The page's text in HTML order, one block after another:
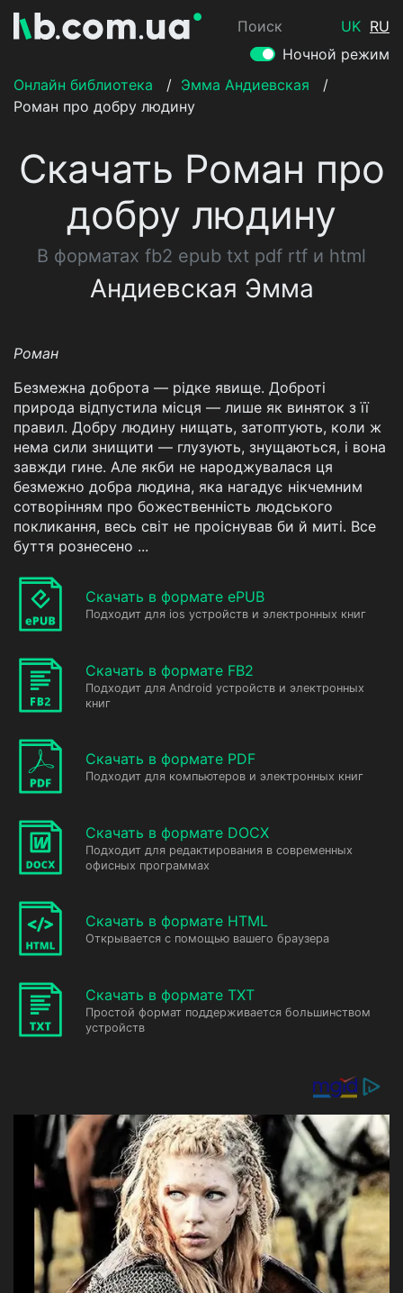
Поиск UK RU
Ночной режим
Онлайн библиотека
/ Эмма Андиевская
/
Роман про добру людину
Скачать Роман про
добру людину
В форматах fb2 epub txt pdf rtf и html
Андиевская Эмма
Роман
Безмежна доброта — рідке явище. Доброті
природа відпустила місця — лише як виняток з її
правил. Добру людину нищать, затоптують, коли ж
нема сили знищити — глузують, знущаються, і вона
завжди гине. Але якби не народжувалася ця
безмежно добра людина, яка нагадує нікчемним
сотворінням про божественність людського
покликання, весь світ не проіснував би й миті. Все
буття рознесено ...
Скачать в формате ePUB
Подходит для ios устройств и электронных книг
Скачать в формате FB2
Подходит для Android устройств и электронных
книг
Скачать в формате PDF
Подходит для компьютеров и электронных книг
Скачать в формате DOCX
Подходит для редактирования в современных
офисных программах
Скачать в формате HTML
Открывается с помощью вашего браузера
Скачать в формате TXT
Простой формат поддерживается большинством
устройств